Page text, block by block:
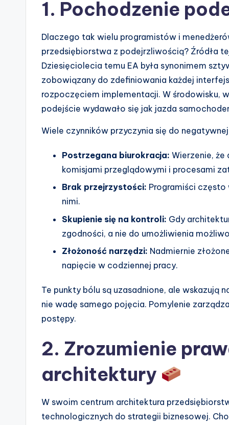
tr
U
1. Pochodzenie
Dlaczego tak wielu programistów i
przedsiębiorstwa z podejrzliwością? Źródła
Dziesięciolecia temu EA była synonimem
zobowiązany do zdefiniowania każdej
rozpoczęciem implementacji. W środowisku,
podejście wydawało się jak jazda
Wiele czynników przyczynia się do
Postrzegana biurokracja: Wierzenie, że
komisjami przeglądowymi i procesami
Brak przejrzystości: Programiści
nimi.
Skupienie się na kontroli: Gdy
zgodności, a nie do umożliwienia
Złożoność narzędzi: Nadmiernie
napięcie w codziennej pracy.
Te punkty bólu są uzasadnione, ale wskazują
nie wadę samego pojęcia. Pomylenie
postępy.
2. Zrozumienie
architektury
W swoim centrum architektura
technologicznych do strategii biznesowej.